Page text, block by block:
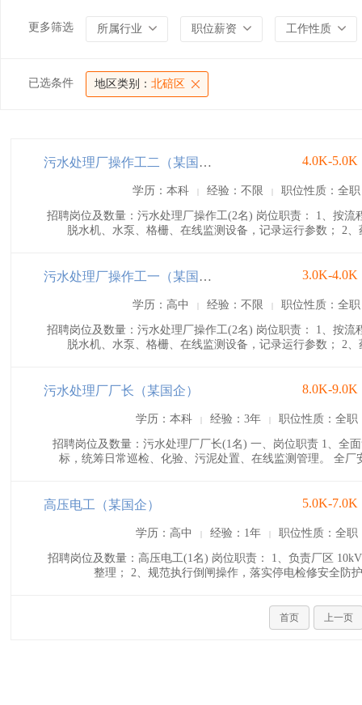
更多筛选 所属行业 职位薪资 工作性质
已选条件 地区类别： 北碚区
污水处理厂操作工二（某国企） 4.0K-5.0K
学历：本科 | 经验：不限 | 职位性质：全职
招聘岗位及数量：污水处理厂操作工(2名) 岗位职责： 1、按
脱水机、水泵、格栅、在线监测设备，记录运行参数； 2
污水处理厂操作工一（某国企） 3.0K-4.0K
学历：高中 | 经验：不限 | 职位性质：全职
招聘岗位及数量：污水处理厂操作工(2名) 岗位职责： 1、按
脱水机、水泵、格栅、在线监测设备，记录运行参数； 2
污水处理厂厂长（某国企） 8.0K-9.0K
学历：本科 | 经验：3年 | 职位性质：全职
招聘岗位及数量：污水处理厂厂长(1名) 一、岗位职责 1、全
标，统筹日常巡检、化验、污泥处置、在线监测管理。 全
高压电工（某国企） 5.0K-7.0K
学历：高中 | 经验：1年 | 职位性质：全职
招聘岗位及数量：高压电工(1名) 岗位职责： 1、负责厂区
整理； 2、规范执行倒闸操作，落实停电检修安全防
首页 上一页